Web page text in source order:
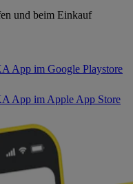
und beim Einkauf
App im Google Playstore
App im Apple App Store